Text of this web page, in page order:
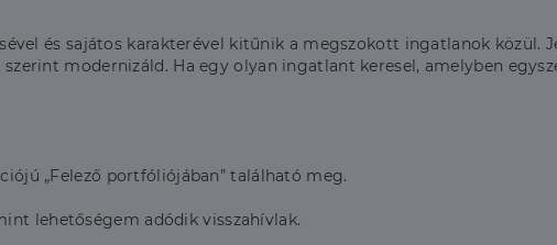
és sajátos karakterével kitűnik a megszokott ingatlanok közül.
modernizáld. Ha egy olyan ingatlant keresel, amelyben
„Felező portfóliójában” található meg.
lehetőségem adódik visszahívlak.